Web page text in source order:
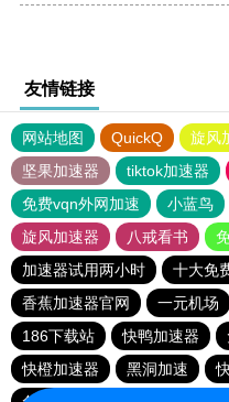
友情链接
网站地图 QuickQ 旋风
坚果加速器
tiktok加速器
免费vqn外网加速
小蓝鸟
旋风加速器
八戒看书
加速器试用两小时
十大免
香蕉加速器官网
一元机场
186下载站
快鸭加速器
快橙加速器
黑洞加速